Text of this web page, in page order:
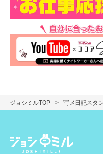
ジョシミルTOP 写メ日記スタ